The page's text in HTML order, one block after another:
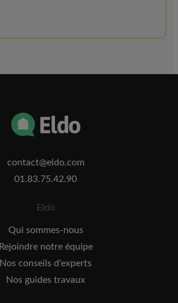
contact@eldo.com
01.83.75.42.90
Eldo
Qui sommes-nous
Rejoindre notre équipe
Nos conseils d'experts
Nos guides travaux